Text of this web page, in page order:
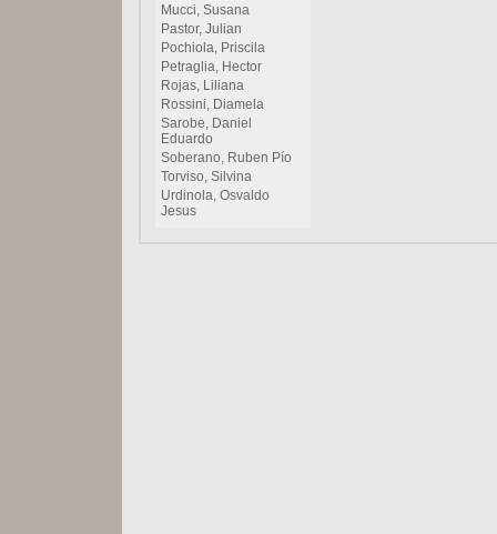
Mucci, Susana
Pastor, Julian
Pochiola, Priscila
Petraglia, Hector
Rojas, Liliana
Rossini, Diamela
Sarobe, Daniel
Eduardo
Soberano, Ruben Pío
Torviso, Silvina
Urdinola, Osvaldo
Jesus